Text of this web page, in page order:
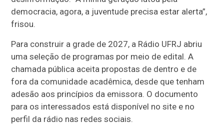
democracia, agora, a juventude precisa estar alerta”,
frisou.
Para construir a grade de 2027, a Rádio UFRJ abriu
uma seleção de programas por meio de edital. A
chamada pública aceita propostas de dentro e de
fora da comunidade acadêmica, desde que tenham
adesão aos princípios da emissora. O documento
para os interessados está disponível no site e no
perfil da rádio nas redes sociais.